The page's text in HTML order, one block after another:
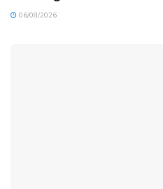
06/08/2026